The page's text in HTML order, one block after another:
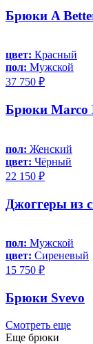
Брюки A
цвет: Красный
пол: Мужской
37 750 ₽
Брюки Marco
пол: Женский
цвет: Чёрный
22 150 ₽
Джоггеры из
пол: Мужской
цвет: Сиреневый
15 750 ₽
Брюки Svevo
Смотреть еще
Еще брюки